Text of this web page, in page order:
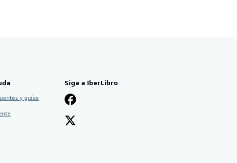
y guías
Siga a IberLibro